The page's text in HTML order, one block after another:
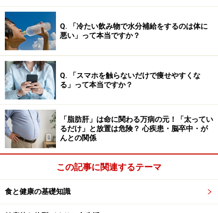
Q. 「冷たい飲み物で水分補給をするのは体に
悪い」って本当ですか？
Q. 「スマホを触らないだけで痩せやすくな
る」って本当ですか？
「脂肪肝」は命に関わる万病の元！「太ってい
るだけ」と放置は危険？ 心疾患・脳卒中・が
んとの関係
この記事に関連するテーマ
食と健康の基礎知識